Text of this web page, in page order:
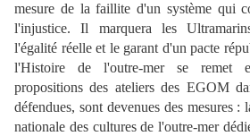
mesure de la faillite d'un système qui
l'injustice. Il marquera les
l'égalité réelle et le garant d'un pacte
l'Histoire de l'outre-mer se
propositions des ateliers des EGOM
défendues, sont devenues des mesures :
nationale des cultures de l'outre-mer